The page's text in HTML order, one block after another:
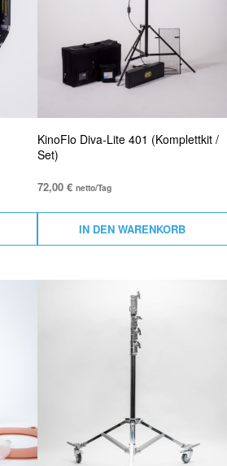
KinoFlo Diva-Lite 401 (Komplettkit /
Set)
72,00 € netto/Tag
IN DEN WARENKORB